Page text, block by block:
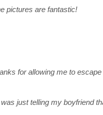
pictures are fantastic!
for allowing me to
just telling my boyfriend